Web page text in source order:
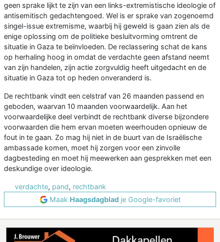
geen sprake lijkt te zijn van een links-extremistische ideologie of
antisemitisch gedachtengoed. Wel is er sprake van zogenoemd
singel-issue extremisme, waarbij hij geweld is gaan zien als de
enige oplossing om de politieke besluitvorming omtrent de
situatie in Gaza te beïnvloeden. De reclassering schat de kans
op herhaling hoog in omdat de verdachte geen afstand neemt
van zijn handelen, zijn actie zorgvuldig heeft uitgedacht en de
situatie in Gaza tot op heden onveranderd is.
De rechtbank vindt een celstraf van 26 maanden passend en
geboden, waarvan 10 maanden voorwaardelijk. Aan het
voorwaardelijke deel verbindt de rechtbank diverse bijzondere
voorwaarden die hem ervan moeten weerhouden opnieuw de
fout in te gaan. Zo mag hij niet in de buurt van de Israëlische
ambassade komen, moet hij zorgen voor een zinvolle
dagbesteding en moet hij meewerken aan gesprekken met een
deskundige over ideologie.
verdachte, pand, rechtbank
Maak Haagsdagbladje Google-favoriet